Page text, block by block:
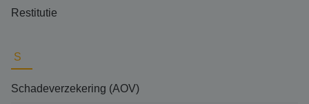
Restitutie
S
Schadeverzekering (AOV)